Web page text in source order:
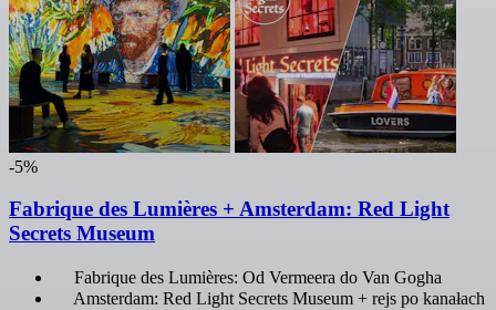
-5%
Fabrique des Lumières + Amsterdam: Red Light
Secrets Museum
Fabrique des Lumières: Od Vermeera do Van Gogha
Amsterdam: Red Light Secrets Museum + rejs po kanałach